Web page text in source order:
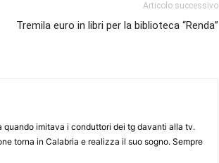
Articolo successivo
Tremila euro in libri per la biblioteca “Renda”
imitava i conduttori dei tg davanti alla tv.
torna in Calabria e realizza il suo sogno. Sempre